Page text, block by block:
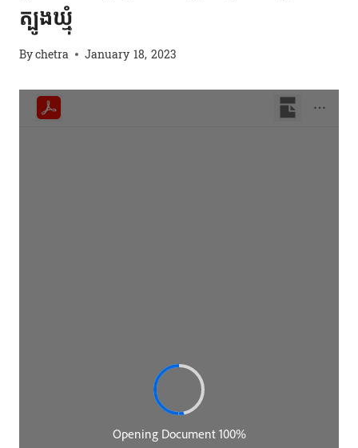
ត្បូងឃ្មុំ
Bychetra January 18, 2023